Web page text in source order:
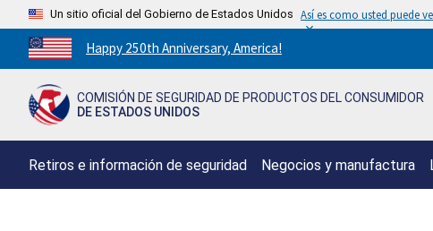
Un sitio oficial del Gobierno de Estados Unidos Así es como usted puede
Countdown
to
America's
250th
Happy 250th Anniversary, America!
COMISIÓN DE SEGURIDAD DE PRODUCTOS DEL CONSUMIDOR
DE ESTADOS UNIDOS
Retiros e información de seguridad Negocios y manufactura